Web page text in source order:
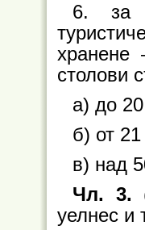
6. за
хранене
столови
а) до
б) от
в) над
Чл. 3.
уелнес и